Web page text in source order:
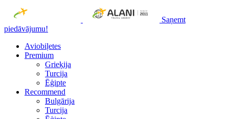
Saņemt
piedāvājumu!
Aviobiļetes
Premium
Grieķija
Turcija
Ēģipte
Recommend
Bulgārija
Turcija